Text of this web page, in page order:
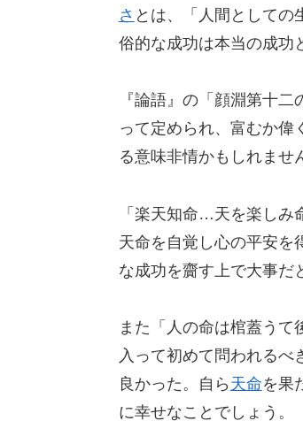
さ とは、「人間としての
俗的な成功は本当の成功
『論語』の「顔淵第十
って定められ、富むか偉
る意味非情かもしれませ
「楽天知命…天を楽しみ
天命を自覚し心の平安を
な成功を齎す上で大事だ
また「人の命は棺蓋うて
入って初めて問われるべ
良かった。自ら 天命を果
に幸せなことでしょう。